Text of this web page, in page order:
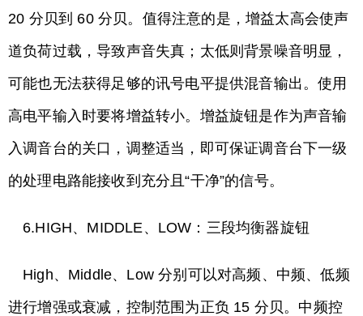
20 分贝到 60 分贝。值得注意的是，增益太高会使声
道负荷过载，导致声音失真；太低则背景噪音明显，
可能也无法获得足够的讯号电平提供混音输出。使用
高电平输入时要将增益转小。增益旋钮是作为声音输
入调音台的关口，调整适当，即可保证调音台下一级
的处理电路能接收到充分且“干净”的信号。
6.HIGH、MIDDLE、LOW：三段均衡器旋钮
High、Middle、Low 分别可以对高频、中频、低频
进行增强或衰减，控制范围为正负 15 分贝。中频控